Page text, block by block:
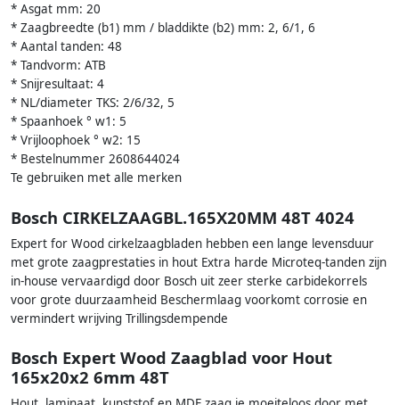
* Asgat mm: 20
* Zaagbreedte (b1) mm / bladdikte (b2) mm: 2, 6/1, 6
* Aantal tanden: 48
* Tandvorm: ATB
* Snijresultaat: 4
* NL/diameter TKS: 2/6/32, 5
* Spaanhoek ° w1: 5
* Vrijloophoek ° w2: 15
* Bestelnummer 2608644024
Te gebruiken met alle merken
Bosch CIRKELZAAGBL.165X20MM 48T 4024
Expert for Wood cirkelzaagbladen hebben een lange levensduur
met grote zaagprestaties in hout Extra harde Microteq-tanden zijn
in-house vervaardigd door Bosch uit zeer sterke carbidekorrels
voor grote duurzaamheid Beschermlaag voorkomt corrosie en
vermindert wrijving Trillingsdempende
Bosch Expert Wood Zaagblad voor Hout
165x20x2 6mm 48T